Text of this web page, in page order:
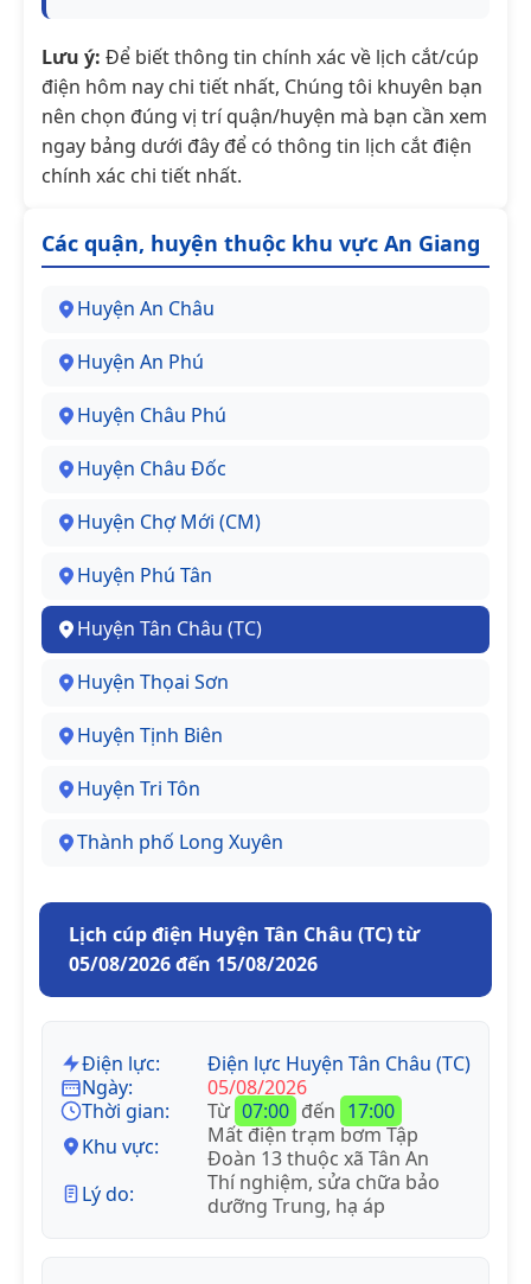
Lưu ý: Để biết thông tin chính xác về lịch cắt/cúp
điện hôm nay chi tiết nhất, Chúng tôi khuyên bạn
nên chọn đúng vị trí quận/huyện mà bạn cần xem
ngay bảng dưới đây để có thông tin lịch cắt điện
chính xác chi tiết nhất.
Các quận, huyện thuộc khu vực An Giang
Huyện An Châu
Huyện An Phú
Huyện Châu Phú
Huyện Châu Đốc
Huyện Chợ Mới (CM)
Huyện Phú Tân
Huyện Tân Châu (TC)
Huyện Thọai Sơn
Huyện Tịnh Biên
Huyện Tri Tôn
Thành phố Long Xuyên
Lịch cúp điện Huyện Tân Châu (TC) từ
05/08/2026 đến 15/08/2026
Điện lực:
Điện lực Huyện Tân Châu (TC)
Ngày:
05/08/2026
Thời gian:
Từ 07:00 đến 17:00
Khu vực:
Mất điện trạm bơm Tập
Đoàn 13 thuộc xã Tân An
Lý do:
Thí nghiệm, sửa chữa bảo
dưỡng Trung, hạ áp